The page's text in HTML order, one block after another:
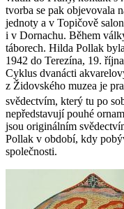
tvorba se pak objevovala
jednoty a v Topičově
i v Dornachu. Během
táborech. Hilda Pollak
1942 do Terezína, 19.
Cyklus dvanácti
z Židovského muzea je
svědectvím, který tu po
nepředstavují pouhé
jsou originálním
Pollak v období, kdy
společnosti.